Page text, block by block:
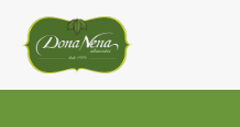
para
conteúdo